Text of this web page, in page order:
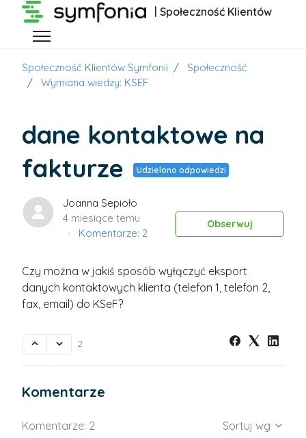
Przejdź do głównej zawartości | Społeczność Klientów
Przełącz menu nawigacyjne
Społeczność Klientów Symfonii
Społeczność
Wymiana wiedzy: KSEF
dane kontaktowe na
fakturze
Udzielono odpowiedzi
Joanna Sepioło
4 miesiące temu
Komentarze: 2
Obserwuj
Czy można w jakiś sposób wyłączyć eksport
danych kontaktowych klienta (telefon 1, telefon 2,
fax, email) do KSeF?
2
Komentarze
Komentarze: 2 Sortuj wg